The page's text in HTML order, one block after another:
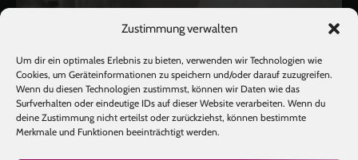
Zustimmung verwalten
Um dir ein optimales Erlebnis zu bieten, verwenden wir Technologien wie
Cookies, um Geräteinformationen zu speichern und/oder darauf zuzugreifen.
Wenn du diesen Technologien zustimmst, können wir Daten wie das
Surfverhalten oder eindeutige IDs auf dieser Website verarbeiten. Wenn du
deine Zustimmung nicht erteilst oder zurückziehst, können bestimmte
Merkmale und Funktionen beeinträchtigt werden.
Mehr laden Auf Instagram folgen